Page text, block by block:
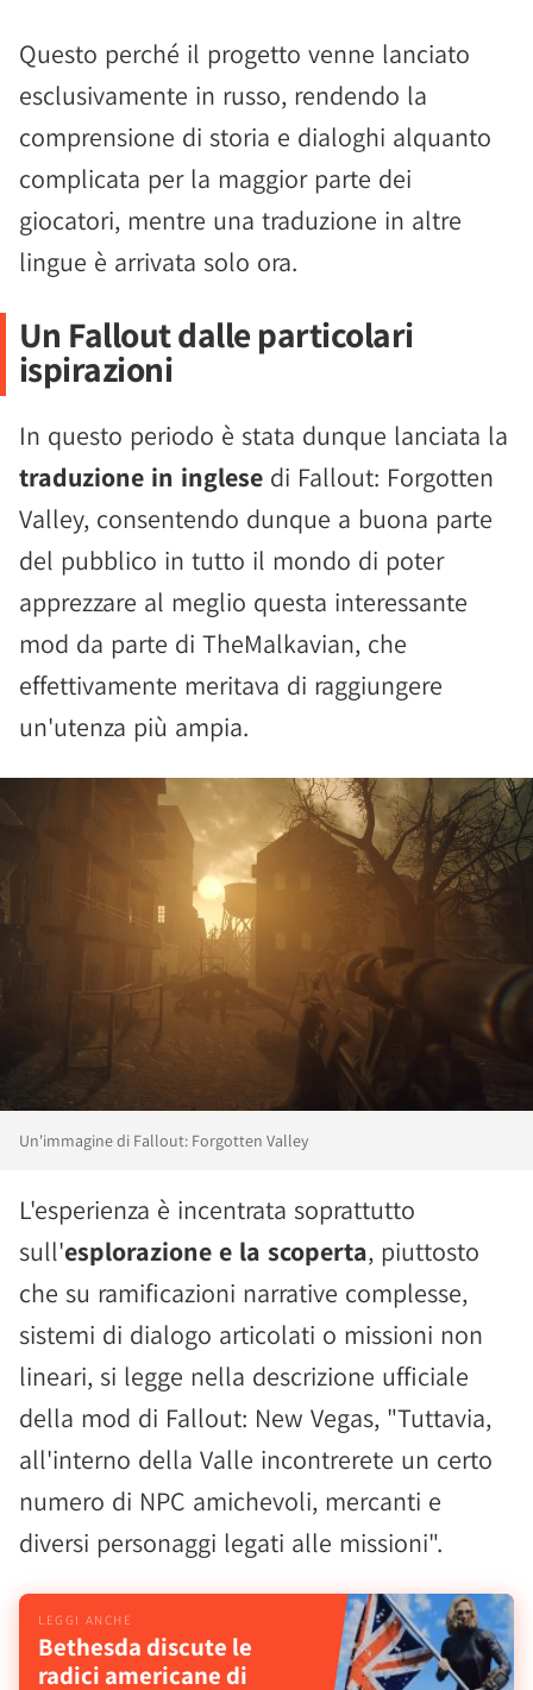
Questo perché il progetto venne lanciato
esclusivamente in russo, rendendo la
comprensione di storia e dialoghi alquanto
complicata per la maggior parte dei
giocatori, mentre una traduzione in altre
lingue è arrivata solo ora.
Un Fallout dalle particolari
ispirazioni
In questo periodo è stata dunque lanciata la
traduzione in inglese di Fallout: Forgotten
Valley, consentendo dunque a buona parte
del pubblico in tutto il mondo di poter
apprezzare al meglio questa interessante
mod da parte di TheMalkavian, che
effettivamente meritava di raggiungere
un'utenza più ampia.
Un'immagine di Fallout: Forgotten Valley
L'esperienza è incentrata soprattutto
sull'esplorazione e la scoperta, piuttosto
che su ramificazioni narrative complesse,
sistemi di dialogo articolati o missioni non
lineari, si legge nella descrizione ufficiale
della mod di Fallout: New Vegas, "Tuttavia,
all'interno della Valle incontrerete un certo
numero di NPC amichevoli, mercanti e
diversi personaggi legati alle missioni".
Bethesda discute le
radici americane di